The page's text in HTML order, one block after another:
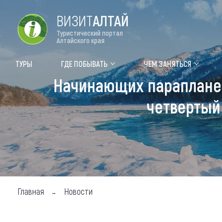
Форум VISIT ALTAI
Туры Где
Топ
ВИЗИТАЛТАЙ
Туристический портал
Алтайского края
ТУРЫ ГДЕ ПОБЫВАТЬ ЧЕМ ЗАНЯТЬСЯ
Начинающих
Главная Новости